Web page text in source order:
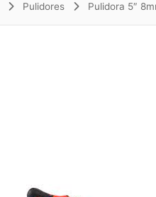
Pulidores Pulidora 5″